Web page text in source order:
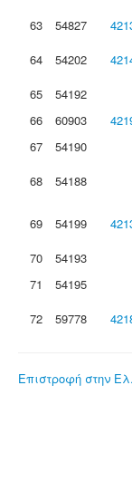
63
54827
64
54202
65
54192
66
60903
67
54190
68
54188
69 54199
70
54193
71
54195
72
59778
Επιστροφή στην